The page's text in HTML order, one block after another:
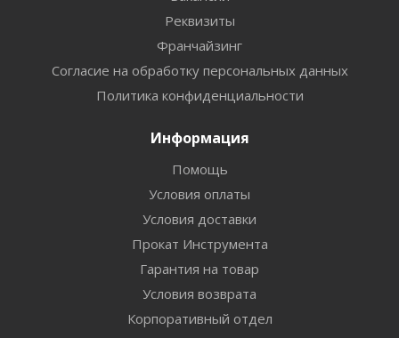
Реквизиты
Франчайзинг
Согласие на обработку персональных данных
Политика конфиденциальности
Информация
Помощь
Условия оплаты
Условия доставки
Прокат Инструмента
Гарантия на товар
Условия возврата
Корпоративный отдел